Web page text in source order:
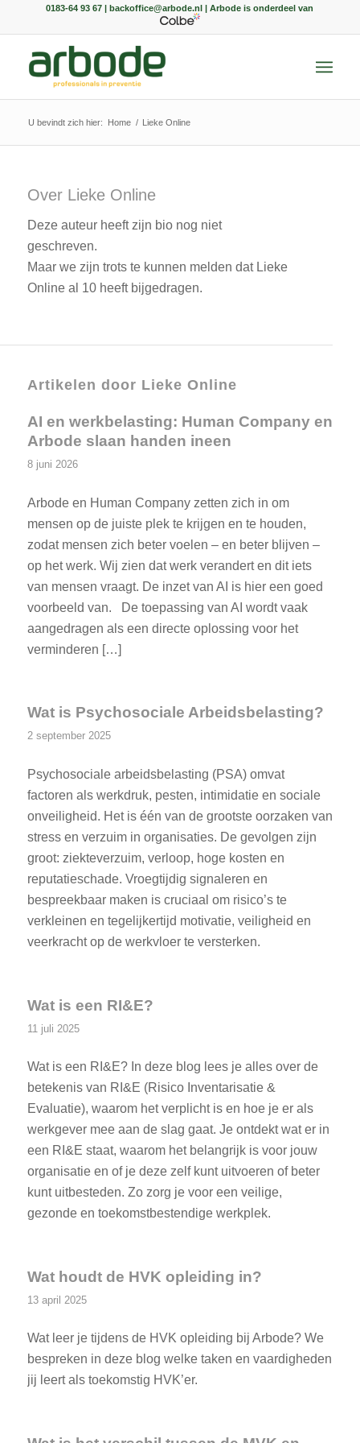
0183-64 93 67 | backoffice@arbode.nl | Arbode is onderdeel van
U bevindt zich hier: Home / Lieke Online
Over Lieke Online
Deze auteur heeft zijn bio nog niet
geschreven.
Maar we zijn trots te kunnen melden dat Lieke
Onlineal 10 heeft bijgedragen.
Artikelen door Lieke Online
AI en werkbelasting: Human Company en
Arbode slaan handen ineen
8 juni 2026
Arbode en Human Company zetten zich in om
mensen op de juiste plek te krijgen en te houden,
zodat mensen zich beter voelen – en beter blijven –
op het werk. Wij zien dat werk verandert en dit iets
van mensen vraagt. De inzet van AI is hier een goed
voorbeeld van. De toepassing van AI wordt vaak
aangedragen als een directe oplossing voor het
verminderen […]
Wat is Psychosociale Arbeidsbelasting?
2 september 2025
Psychosociale arbeidsbelasting (PSA) omvat
factoren als werkdruk, pesten, intimidatie en sociale
onveiligheid. Het is één van de grootste oorzaken van
stress en verzuim in organisaties. De gevolgen zijn
groot: ziekteverzuim, verloop, hoge kosten en
reputatieschade. Vroegtijdig signaleren en
bespreekbaar maken is cruciaal om risico’s te
verkleinen en tegelijkertijd motivatie, veiligheid en
veerkracht op de werkvloer te versterken.
Wat is een RI&E?
11 juli 2025
Wat is een RI&E? In deze blog lees je alles over de
betekenis van RI&E (Risico Inventarisatie &
Evaluatie), waarom het verplicht is en hoe je er als
werkgever mee aan de slag gaat. Je ontdekt wat er in
een RI&E staat, waarom het belangrijk is voor jouw
organisatie en of je deze zelf kunt uitvoeren of beter
kunt uitbesteden. Zo zorg je voor een veilige,
gezonde en toekomstbestendige werkplek.
Wat houdt de HVK opleiding in?
13 april 2025
Wat leer je tijdens de HVK opleiding bij Arbode? We
bespreken in deze blog welke taken en vaardigheden
jij leert als toekomstig HVK’er.